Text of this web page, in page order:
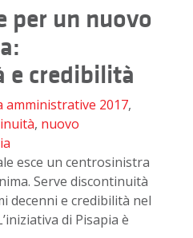
per un nuovo
e credibilità
amministrative 2017,
, nuovo
esce un centrosinistra
Serve discontinuità
decenni e credibilità nel
di Pisapia è